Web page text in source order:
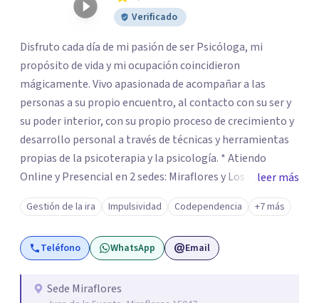
Verificado
Disfruto cada día de mi pasión de ser Psicóloga, mi
propósito de vida y mi ocupación coincidieron
mágicamente. Vivo apasionada de acompañar a las
personas a su propio encuentro, al contacto con su ser y
su poder interior, con su propio proceso de crecimiento y
desarrollo personal a través de técnicas y herramientas
propias de la psicoterapia y la psicología. * Atiendo
Online y Presencial en 2 sedes: Miraflores y Los Olivos
Lima Perú Soy Psicóloga Clínica – Psicoterapeuta
Gestáltica y Cognitivo Conductual con Maestría en
Psicología Clínica en la Universidad Peruana Cayetano
Heredia. Obtención del Título Profesional a través del
habilitada. Proactiva, muy responsable, puntual,
leer más
Gestión de la ira Impulsividad Codependencia +7 más
Teléfono WhatsApp Email
Sede Miraflores